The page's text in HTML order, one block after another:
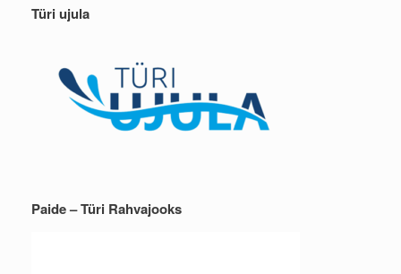
Türi ujula
Paide – Türi Rahvajooks